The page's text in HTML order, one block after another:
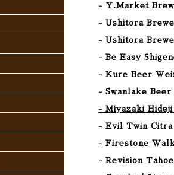
- Y.Market
- Ushitora
- Ushitora
- Be Easy
- Kure Beer
- Swanlake
- Miyazaki
- Evil Twin Citra
- Firestone
- Revision